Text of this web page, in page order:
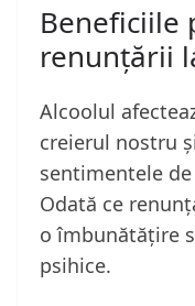
Beneficiile
renunțării
Alcoolul
creierul nostru
sentimentele
Odată ce
o îmbunătățire
psihice.